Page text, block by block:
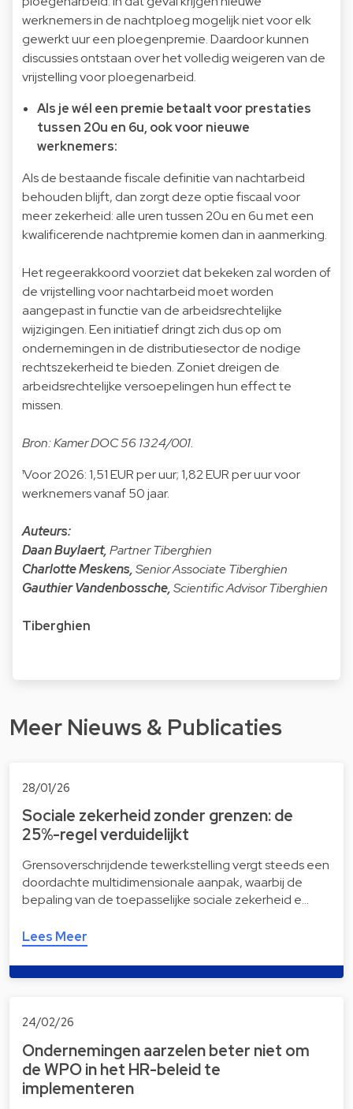
werknemers in de nachtploeg mogelijk niet voor elk
gewerkt uur een ploegenpremie. Daardoor kunnen
discussies ontstaan over het volledig weigeren van de
vrijstelling voor ploegenarbeid.
Als je wél een premie betaalt voor prestaties
tussen 20u en 6u, ook voor nieuwe
werknemers:
Als de bestaande fiscale definitie van nachtarbeid
behouden blijft, dan zorgt deze optie fiscaal voor
meer zekerheid: alle uren tussen 20u en 6u met een
kwalificerende nachtpremie komen dan in aanmerking.
Het regeerakkoord voorziet dat bekeken zal worden of
de vrijstelling voor nachtarbeid moet worden
aangepast in functie van de arbeidsrechtelijke
wijzigingen. Een initiatief dringt zich dus op om
ondernemingen in de distributiesector de nodige
rechtszekerheid te bieden. Zoniet dreigen de
arbeidsrechtelijke versoepelingen hun effect te
missen.
Bron: Kamer DOC 56 1324/001.
¹Voor 2026: 1,51 EUR per uur; 1,82 EUR per uur voor
werknemers vanaf 50 jaar.
Auteurs:
Daan Buylaert,Partner Tiberghien
Charlotte Meskens,Senior Associate Tiberghien
Gauthier Vandenbossche,Scientific Advisor Tiberghien
Tiberghien
Meer Nieuws & Publicaties
28/01/26
Sociale zekerheid zonder grenzen: de
25%-regel verduidelijkt
Grensoverschrijdende tewerkstelling vergt steeds een
doordachte multidimensionale aanpak, waarbij de
bepaling van de toepasselijke sociale zekerheid e…
Lees Meer
24/02/26
Ondernemingen aarzelen beter niet om
de WPO in het HR-beleid te
implementeren